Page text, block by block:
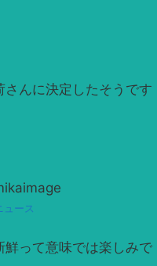
んに決定したそうです
ース
って意味では楽しみで